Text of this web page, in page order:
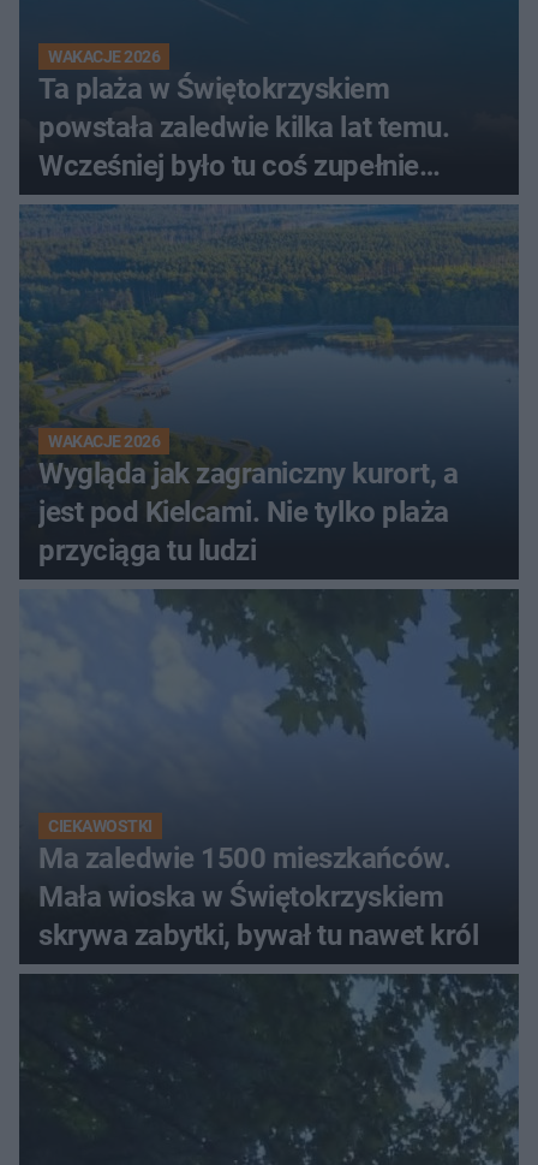
WAKACJE 2026
Ta plaża w Świętokrzyskiem
powstała zaledwie kilka lat temu.
Wcześniej było tu coś zupełnie
innego
WAKACJE 2026
Wygląda jak zagraniczny kurort, a
jest pod Kielcami. Nie tylko plaża
przyciąga tu ludzi
CIEKAWOSTKI
Ma zaledwie 1500 mieszkańców.
Mała wioska w Świętokrzyskiem
skrywa zabytki, bywał tu nawet król